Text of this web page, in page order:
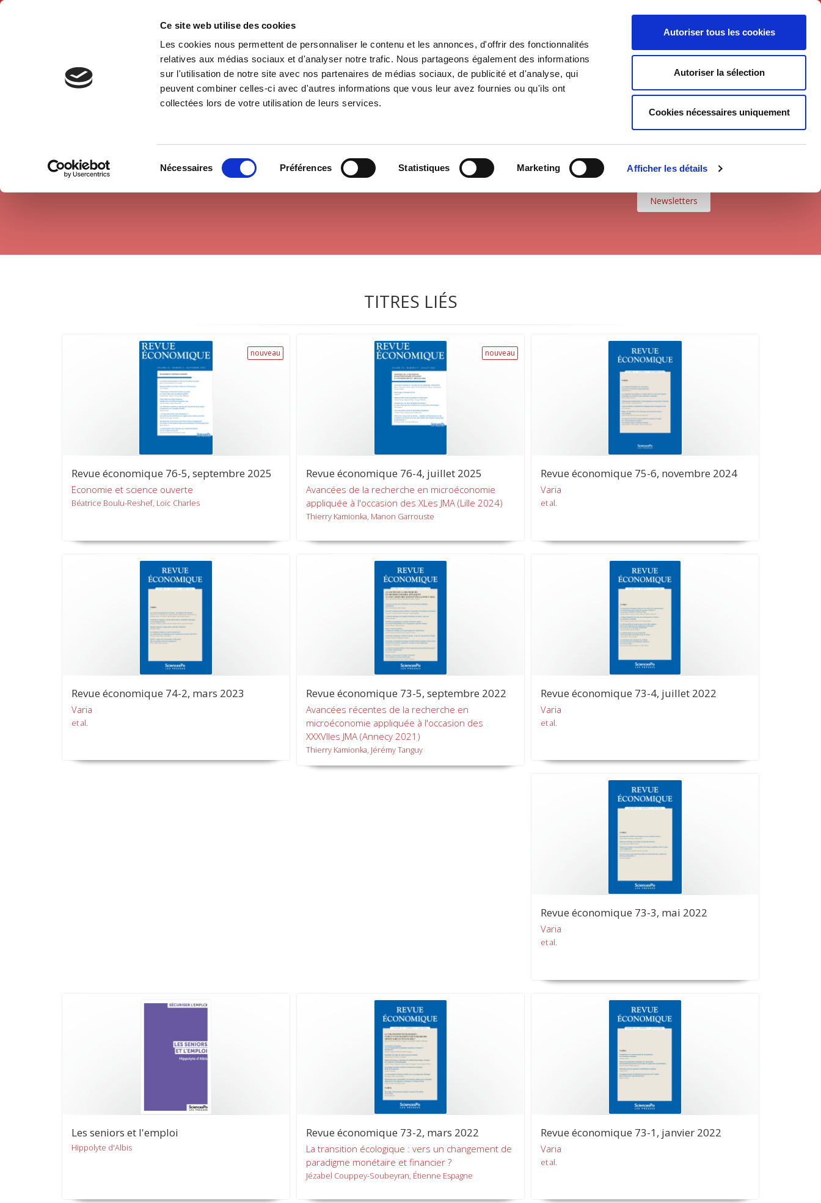
Ce site web utilise des cookies
Les cookies nous permettent de personnaliser le contenu et les annonces, d'offrir des fonctionnalités
relatives aux médias sociaux et d'analyser notre trafic. Nous partageons également des informations
sur l'utilisation de notre site avec nos partenaires de médias sociaux, de publicité et d'analyse, qui
peuvent combiner celles-ci avec d'autres informations que vous leur avez fournies ou qu'ils ont
collectées lors de votre utilisation de leurs services.
Nécessaires Préférences Statistiques Marketing Afficher les détails
Autoriser tous les cookies
Autoriser la sélection
Cookies nécessaires uniquement
Français
Accueil Environnement Histoire International Politique Société
Accueil Economie politique Théories économiques
THÉORIES ÉCONOMIQUES
Newsletters
TITRES LIÉS
nouveau
Revue économique 76-5, septembre 2025
Economie et science ouverte
Béatrice Boulu-Reshef, Loïc Charles
nouveau
Revue économique 76-4, juillet 2025
Avancées de la recherche en microéconomie
appliquée à l'occasion des XLes JMA (Lille 2024)
Thierry Kamionka, Manon Garrouste
Revue économique 75-6, novembre 2024
Varia
et al.
Revue économique 74-2, mars 2023
Varia
et al.
Revue économique 73-5, septembre 2022
Avancées récentes de la recherche en
microéconomie appliquée à l'occasion des
XXXVIIes JMA (Annecy 2021)
Thierry Kamionka, Jérémy Tanguy
Revue économique 73-4, juillet 2022
Varia
et al.
Revue économique 73-3, mai 2022
Varia
et al.
Les seniors et l'emploi
Hippolyte d'Albis
Revue économique 73-2, mars 2022
La transition écologique : vers un changement de
paradigme monétaire et financier ?
Jézabel Couppey-Soubeyran, Étienne Espagne
Revue économique 73-1, janvier 2022
Varia
et al.